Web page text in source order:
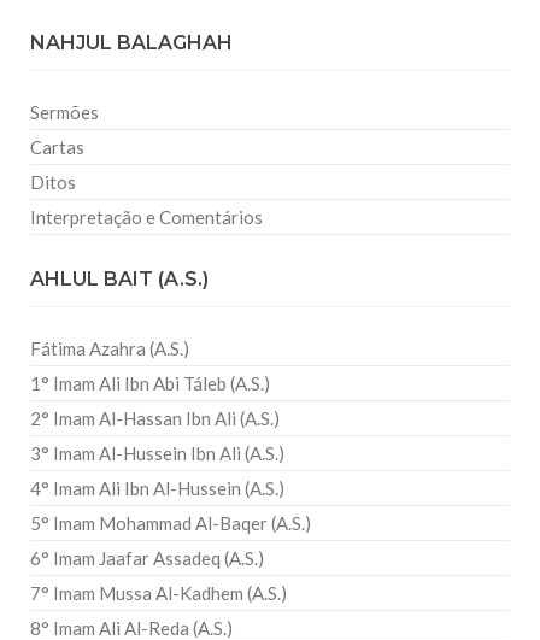
NAHJUL BALAGHAH
Sermões
Cartas
Ditos
Interpretação e Comentários
AHLUL BAIT (A.S.)
Fátima Azahra (A.S.)
1° Imam Ali Ibn Abi Táleb (A.S.)
2° Imam Al-Hassan Ibn Ali (A.S.)
3° Imam Al-Hussein Ibn Ali (A.S.)
4° Imam Ali Ibn Al-Hussein (A.S.)
5° Imam Mohammad Al-Baqer (A.S.)
6° Imam Jaafar Assadeq (A.S.)
7° Imam Mussa Al-Kadhem (A.S.)
8° Imam Ali Al-Reda (A.S.)